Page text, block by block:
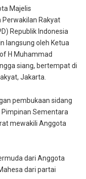
Majelis
Perwakilan Rakyat
Republik Indonesia
langsung oleh Ketua
H Muhammad
siang, bertempat di
Jakarta.
pembukaan sidang
Sementara
mewakili Anggota
dari Anggota
dari partai